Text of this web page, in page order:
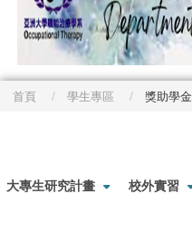
首頁 學生專區 獎助學金
大專生研究計畫 校外實習